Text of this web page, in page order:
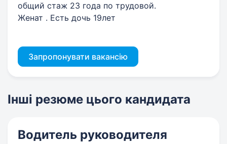
общий стаж 23 года по трудовой.
Женат . Есть дочь 19лет
Запропонувати вакансію
Інші резюме цього кандидата
Водитель руководителя